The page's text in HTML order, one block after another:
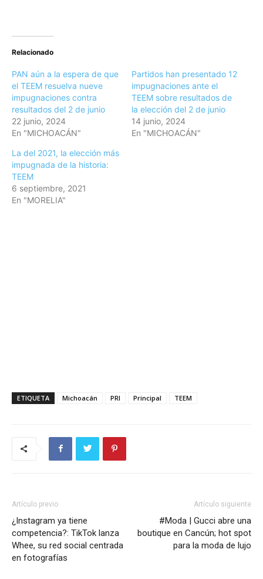
Relacionado
PAN aún a la espera de que
el TEEM resuelva nueve
impugnaciones contra
resultados del 2 de junio
22 junio, 2024
En "MICHOACÁN"
Partidos han presentado 12
impugnaciones ante el
TEEM sobre resultados de
la elección del 2 de junio
14 junio, 2024
En "MICHOACÁN"
La del 2021, la elección más
impugnada de la historia:
TEEM
6 septiembre, 2021
En "MORELIA"
ETIQUETA Michoacán PRI Principal TEEM
Artículo previo
¿Instagram ya tiene
competencia?: TikTok lanza
Whee, su red social centrada
en fotografías
Artículo siguiente
#Moda | Gucci abre una
boutique en Cancún; hot spot
para la moda de lujo